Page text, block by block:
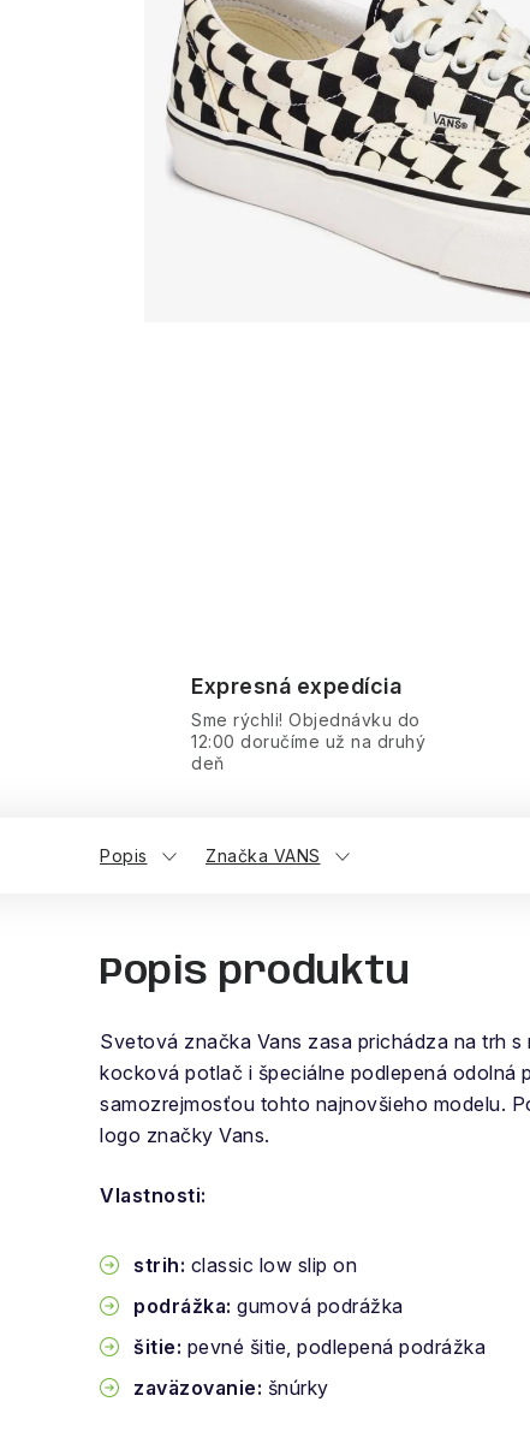
Expresná expedícia
Sme rýchli! Objednávku do
12:00 doručíme už na druhý
deň
Popis Značka VANS
Popis produktu
Svetová značka Vans zasa prichádza na trh
kocková potlač i špeciálne podlepená odolná
samozrejmosťou tohto najnovšieho modelu.
logo značky Vans.
Vlastnosti:
strih: classic low slip on
podrážka: gumová podrážka
šitie: pevné šitie, podlepená podrážka
zaväzovanie: šnúrky